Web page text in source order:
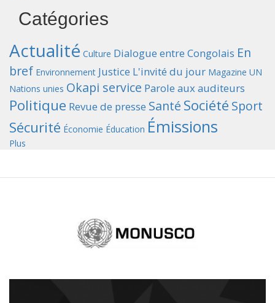
Catégories
Actualité Culture Dialogue entre Congolais En
bref Environnement Justice L'invité du jour Magazine UN
Nations unies Okapi service Parole aux auditeurs
Politique Revue de presse Santé Société Sport
Sécurité Économie Éducation Émissions
Plus